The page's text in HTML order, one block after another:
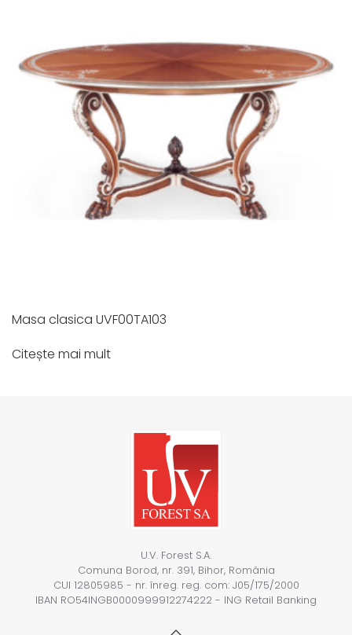
Masa clasica UVF00TA103
Citește mai mult
U.V. Forest S.A.
Comuna Borod, nr. 391, Bihor, România
CUI 12805985 - nr. înreg. reg. com: J05/175/2000
IBAN RO54INGB0000999912274222 - ING Retail Banking